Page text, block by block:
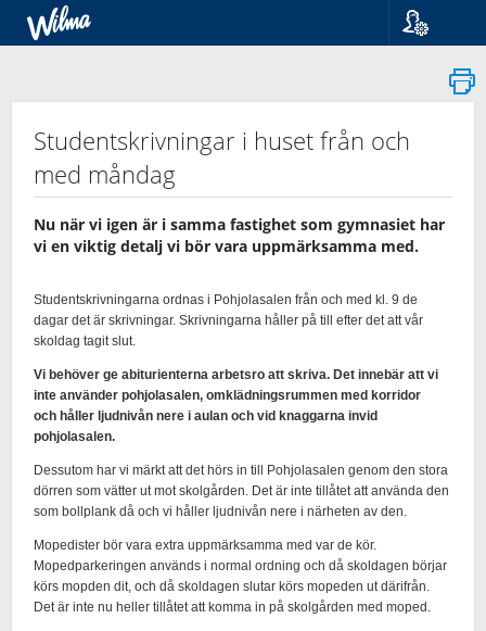
Suomi
Svenska
Studentskrivningar i huset från och
med måndag
Nu när vi igen är i samma fastighet som gymnasiet har
vi en viktig detalj vi bör vara uppmärksamma med.